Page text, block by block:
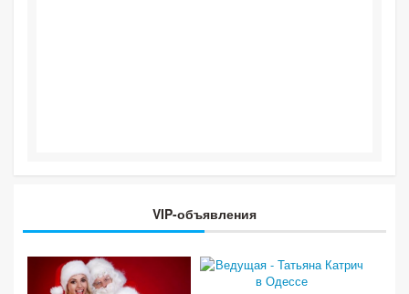
VIP-объявления